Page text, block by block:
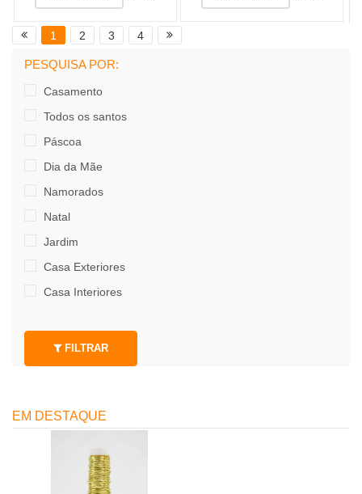
1 2 3 4
PESQUISA POR:
Casamento
Todos os santos
Páscoa
Dia da Mãe
Namorados
Natal
Jardim
Casa Exteriores
Casa Interiores
FILTRAR
EM DESTAQUE